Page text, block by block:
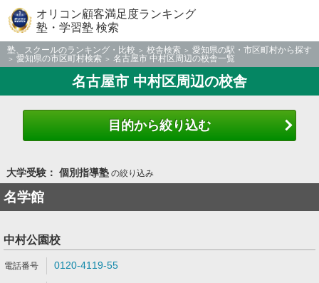
オリコン顧客満足度ランキング
塾・学習塾 検索
塾、スクールのランキング・比較 校舎検索
愛知県の駅・市区町村から探す
愛知県の市区町村検索
名古屋市 中村区周辺の校舎一覧
名古屋市 中村区周辺の校舎
目的から絞り込む
大学受験： 個別指導塾の絞り込み
名学館
中村公園校
0120-4119-55